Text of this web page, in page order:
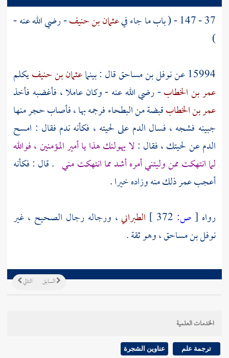
37 - 147 - ( باب ما جاء في عثمان بن حنيف- رضي الله عنه -
)
15994 عن
نوفل بن مساحققال : بينماعثمان بن حنيفيكلم
عمر بن الخطاب- رضي الله عنه - وكان عاملا ، فأغضبه فأخذ
عمر بن الخطابقبضة من البطحاء فرجمه بها ، فأصاب حجر منها
جبينه فشجه ، فسال الدم على لحيته ، فكأنه ندم فقال : امسح
الدم عن لحيتك ، فقال :لا يهولنك هذا يا أمير المؤمنين ، فوالله
لما انتهكت ممن وليتني أمره أشد مما انتهكت مني . قال : فكأنه
أعجبعمرذلك منه وزاده خيرا .
رواه [ ص: الطبراني، ورجاله رجال الصحيح ، غير
نوفل بن مساحق ، وهو ثقة .
التالي السابق
الخدمات العلمية
ترجمة علم عناوين الشجرة